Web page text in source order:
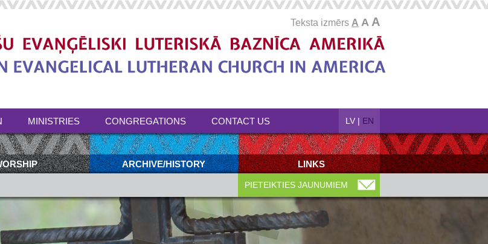
Teksta izmērs A A A
MINISTRIES CONGREGATIONS CONTACT US LV | EN
ARCHIVE/HISTORY LINKS
PIETEIKTIES JAUNUMIEM